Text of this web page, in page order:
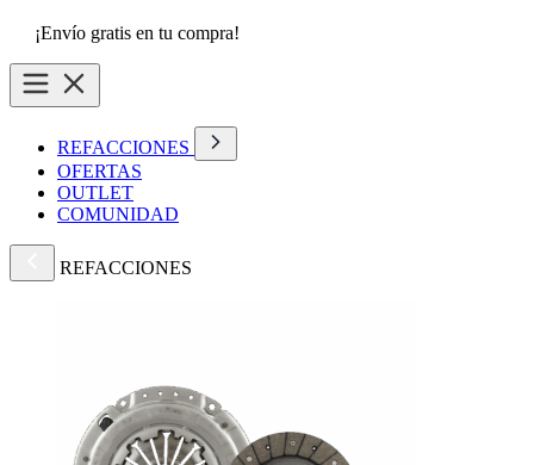
¡Envío gratis en tu compra!
REFACCIONES
OFERTAS
OUTLET
COMUNIDAD
REFACCIONES